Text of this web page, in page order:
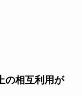
の相互利用が